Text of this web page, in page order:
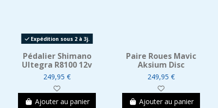
Expédition sous 2 à 3j.
Pédalier Shimano
Ultegra R8100 12v
249,95 €
Ajouter au panier
Paire Roues Mavic
Aksium Disc
249,95 €
Ajouter au panier